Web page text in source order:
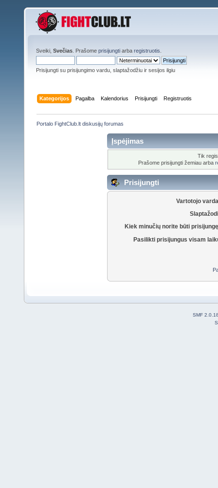
Sveiki, Svečias . Prašome prisijungti arba registruotis
Prisijungti su prisijungimo vardu, slaptažodžiu ir sesijos ilgiu
Kategorijos Pagalba Kalendorius Prisijungti Registruotis
Portalo FightClub.lt diskusijų forumas
Įspėjimas
Tik
Prašome prisijungti žemiau arba
Prisijungti
Vartotojo
Kiek minučių norite būti
Pasilikti prisijungus visam
SMF